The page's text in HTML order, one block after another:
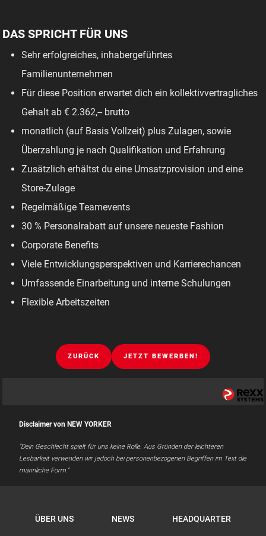
DAS SPRICHT FÜR UNS
Sehr erfolgreiches, inhabergeführtes
Familienunternehmen
Für diese Position erwartet dich ein kollektivvertragliches
Gehalt ab € 2.362,-- brutto
monatlich (auf Basis Vollzeit) plus Zulagen, sowie
Überzahlung je nach Qualifikation und Erfahrung
Zusätzlich erhältst du eine Umsatzprovision und eine
Store-Zulage
Regelmäßige Teamevents
30 % Personalrabatt auf unsere neueste Fashion
Corporate Benefits
Viele Entwicklungsperspektiven und Karrierechancen
Umfassende Einarbeitung und interne Schulungen
Flexible Arbeitszeiten
ZURÜCK JETZT BEWERBEN!
Disclaimer von NEW YORKER
"Dein Geschlecht spielt für uns keine Rolle. Aus Gründen der leichteren
Lesbarkeit verwenden wir jedoch bei personenbezogenen Begriffen im Text die
männliche Form."
ÜBER UNS NEWS HEADQUARTER